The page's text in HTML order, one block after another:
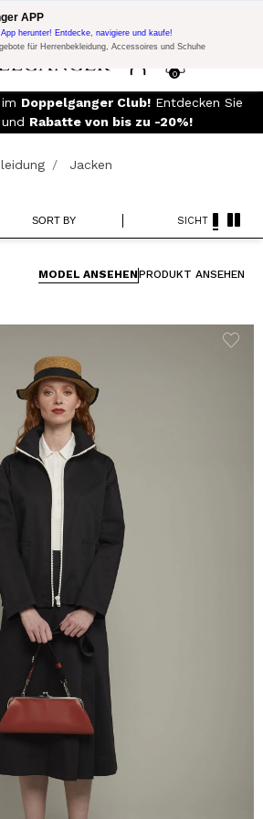
Rabatt auf 300€ Einkauf mit Code:
DOPPEL300
0
APP
herunter! Entdecke, navigiere und kaufe!
für Herrenbekleidung, Accessoires und Schuhe
Doppelganger Club!Entdecken Sie
Rabatte von bis zu -20%!
Jacken
SORT BY SICHT
MODEL ANSEHENPRODUKT ANSEHEN